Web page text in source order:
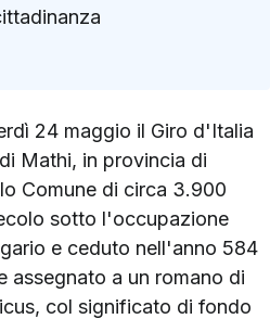
24 maggio il Giro d'Italia
Mathi, in provincia di
Comune di circa 3.900
sotto l'occupazione
e ceduto nell'anno 584
assegnato a un romano di
col significato di fondo